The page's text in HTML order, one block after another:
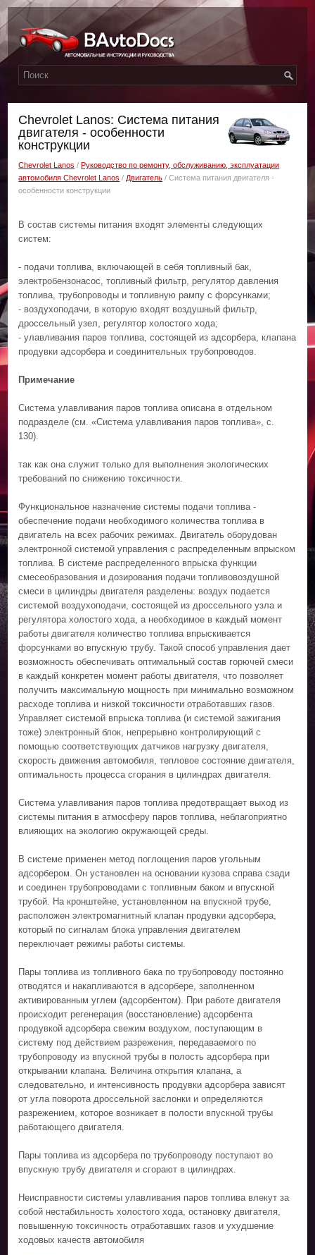
Chevrolet Lanos: Система питания
двигателя - особенности
конструкции
Chevrolet Lanos /Руководство по ремонту, обслуживанию, эксплуатации
автомобиля Chevrolet Lanos / Двигатель / Система питания двигателя -
особенности конструкции
В состав системы питания входят элементы следующих
систем:
- подачи топлива, включающей в себя топливный бак,
электробензонасос, топливный фильтр, регулятор давления
топлива, трубопроводы и топливную рампу с форсунками;
- воздухоподачи, в которую входят воздушный фильтр,
дроссельный узел, регулятор холостого хода;
- улавливания паров топлива, состоящей из адсорбера, клапана
продувки адсорбера и соединительных трубопроводов.
Примечание
Система улавливания паров топлива описана в отдельном
подразделе (см. «Система улавливания паров топлива», с.
130).
так как она служит только для выполнения экологических
требований по снижению токсичности.
Функциональное назначение системы подачи топлива -
обеспечение подачи необходимого количества топлива в
двигатель на всех рабочих режимах. Двигатель оборудован
электронной системой управления с распределенным впрыском
топлива. В системе распределенного впрыска функции
смесеобразования и дозирования подачи топливовоздушной
смеси в цилиндры двигателя разделены: воздух подается
системой воздухоподачи, состоящей из дроссельного узла и
регулятора холостого хода, а необходимое в каждый момент
работы двигателя количество топлива впрыскивается
форсунками во впускную трубу. Такой способ управления дает
возможность обеспечивать оптимальный состав горючей смеси
в каждый конкретен момент работы двигателя, что позволяет
получить максимальную мощность при минимально возможном
расходе топлива и низкой токсичности отработавших газов.
Управляет системой впрыска топлива (и системой зажигания
тоже) электронный блок, непрерывно контролирующий с
помощью соответствующих датчиков нагрузку двигателя,
скорость движения автомобиля, тепловое состояние двигателя,
оптимальность процесса сгорания в цилиндрах двигателя.
Система улавливания паров топлива предотвращает выход из
системы питания в атмосферу паров топлива, неблагоприятно
влияющих на экологию окружающей среды.
В системе применен метод поглощения паров угольным
адсорбером. Он установлен на основании кузова справа сзади
и соединен трубопроводами с топливным баком и впускной
трубой. На кронштейне, установленном на впускной трубе,
расположен электромагнитный клапан продувки адсорбера,
который по сигналам блока управления двигателем
переключает режимы работы системы.
Пары топлива из топливного бака по трубопроводу постоянно
отводятся и накапливаются в адсорбере, заполненном
активированным углем (адсорбентом). При работе двигателя
происходит регенерация (восстановление) адсорбента
продувкой адсорбера свежим воздухом, поступающим в
систему под действием разрежения, передаваемого по
трубопроводу из впускной трубы в полость адсорбера при
открывании клапана. Величина открытия клапана, а
следовательно, и интенсивность продувки адсорбера зависят
от угла поворота дроссельной заслонки и определяются
разрежением, которое возникает в полости впускной трубы
работающего двигателя.
Пары топлива из адсорбера по трубопроводу поступают во
впускную трубу двигателя и сгорают в цилиндрах.
Неисправности системы улавливания паров топлива влекут за
собой нестабильность холостого хода, остановку двигателя,
повышенную токсичность отработавших газов и ухудшение
ходовых качеств автомобиля